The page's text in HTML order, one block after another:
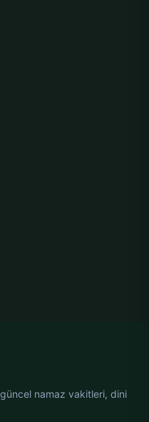
namaz vakitleri, dini